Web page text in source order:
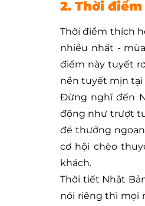
2. Thời
Thời điểm thích
nhiều nhất -
điểm này tuyết
nền tuyết mịn tại
Đừng nghĩ đến
động như trượt
để thưởng
cơ hội chèo
khách.
Thời tiết Nhật
nói riêng thì mọi